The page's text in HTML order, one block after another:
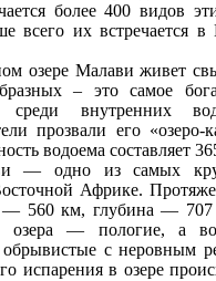
более 400 видов
всего их встречается
озере Малави живет
– это самое
среди внутренних
прозвали его «озеро-
водоема составляет
— одно из самых
Африке.
— 560 км, глубина — 707
озера — пологие, а
с неровным
испарения в озере